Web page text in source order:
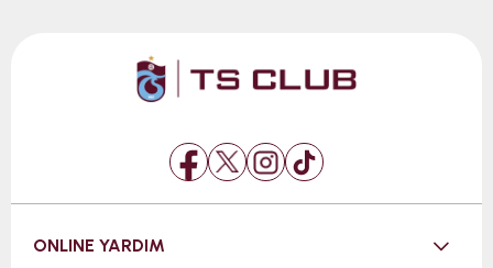
ONLINE YARDIM